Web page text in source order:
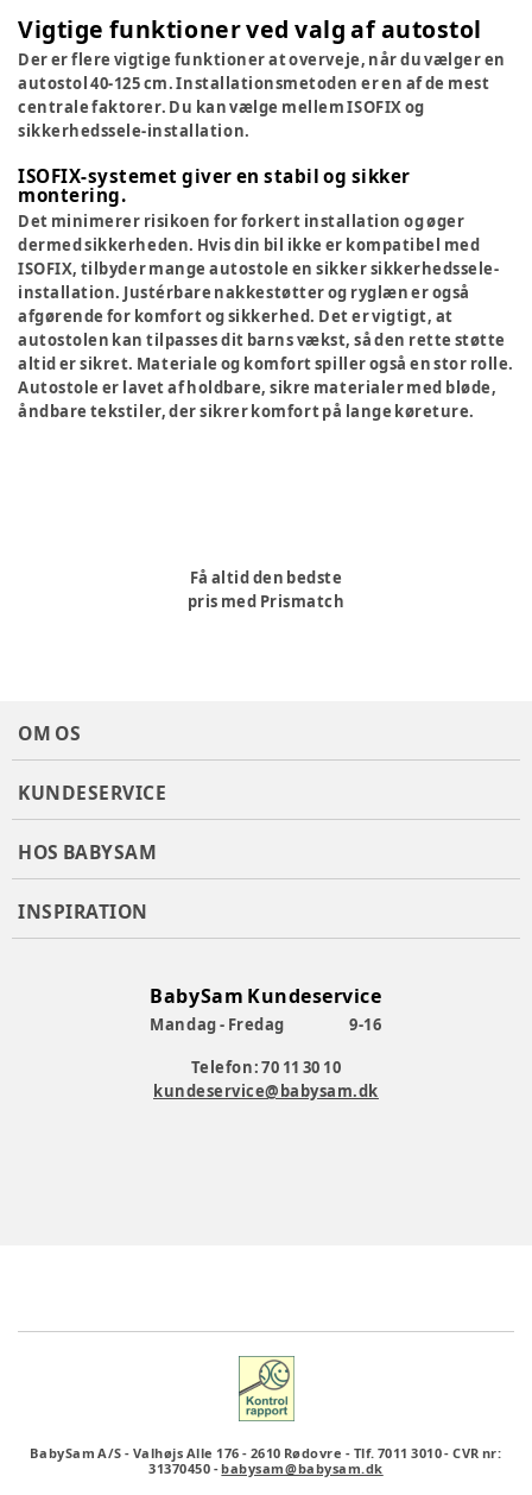
Vigtige funktioner ved valg af autostol
Der er flere vigtige funktioner at overveje, når du vælger en
autostol 40-125 cm. Installationsmetoden er en af de mest
centrale faktorer. Du kan vælge mellem ISOFIX og
sikkerhedssele-installation.
ISOFIX-systemet giver en stabil og sikker
montering.
Det minimerer risikoen for forkert installation og øger
dermed sikkerheden. Hvis din bil ikke er kompatibel med
ISOFIX, tilbyder mange autostole en sikker sikkerhedssele-
installation. Justérbare nakkestøtter og ryglæn er også
afgørende for komfort og sikkerhed. Det er vigtigt, at
autostolen kan tilpasses dit barns vækst, så den rette støtte
altid er sikret. Materiale og komfort spiller også en stor rolle.
Autostole er lavet af holdbare, sikre materialer med bløde,
åndbare tekstiler, der sikrer komfort på lange køreture.
Få altid den bedste
pris med Prismatch
OM OS
KUNDESERVICE
HOS BABYSAM
INSPIRATION
BabySam Kundeservice
Mandag - Fredag
9-16
Telefon: 70 11 30 10
kundeservice@babysam.dk
BabySam A/S - Valhøjs Alle 176 - 2610 Rødovre - Tlf. 7011 3010-CVR nr:
31370450 -babysam@babysam.dk